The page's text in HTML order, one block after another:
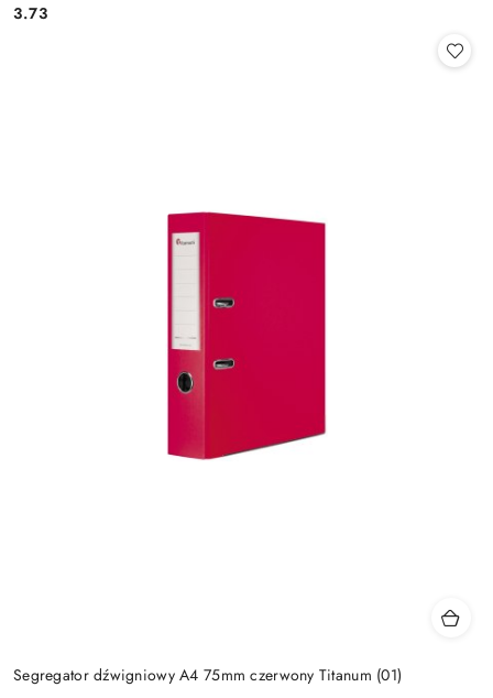
Cena:
3.73
Segregator dźwigniowy A4 75mm czerwony Titanum (01)